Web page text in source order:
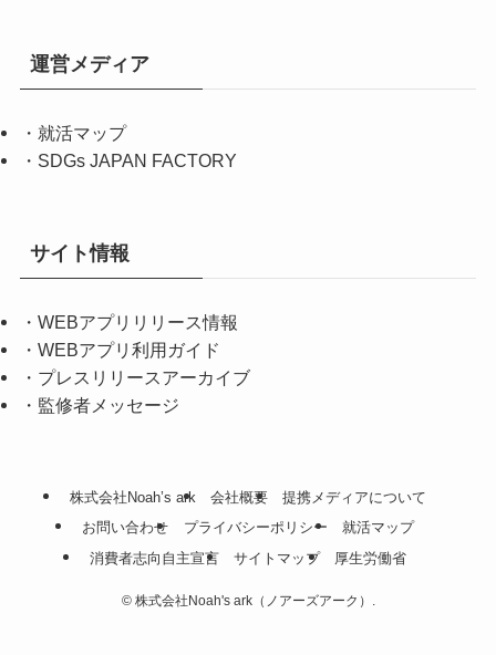
運営メディア
・ 就活マップ
・ SDGs JAPAN FACTORY
サイト情報
・ WEBアプリリリース情報
・ WEBアプリ利用ガイド
・ プレスリリースアーカイブ
・ 監修者メッセージ
株式会社Noah’s ark 会社概要
提携メディアについて
お問い合わせ
プライバシーポリシー
就活マップ
消費者志向自主宣言
サイトマップ 厚生労働省
©株式会社Noah's ark（ノアーズアーク）.